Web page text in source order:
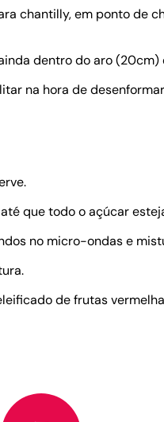
chantilly, em ponto de
dentro do aro (20cm)
na hora de
que todo o açúcar
no micro-ondas e
de frutas